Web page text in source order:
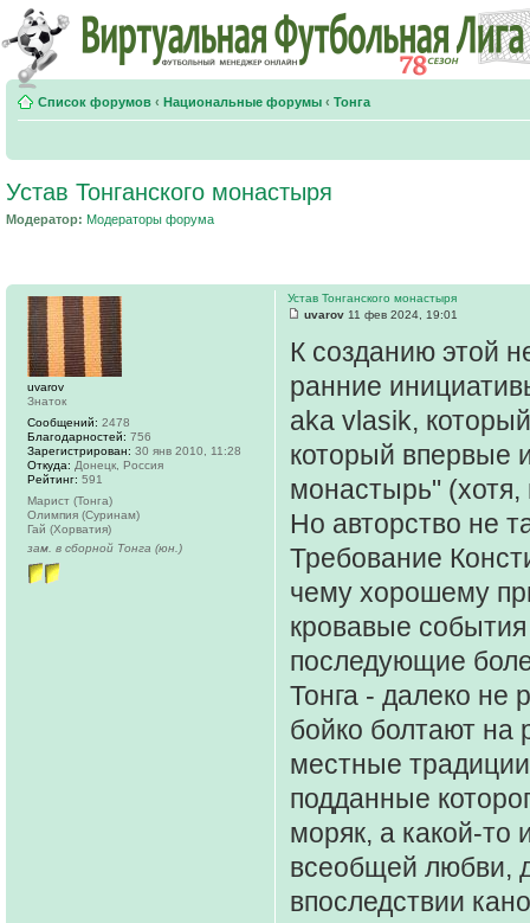
Список форумов ‹ Национальные форумы ‹ Тонга
Устав Тонганского монастыря
Модератор: Модераторы форума
Устав Тонганского монастыря
uvarov 11 фев 2024, 19:01
К созданию этой
ранние
aka vlasik,
который впервые
монастырь"
Но авторство не
Требование
чему хорошему
кровавые
последующие
Тонга - далеко не
бойко болтают на
местные
подданные
моряк, а какой-то
всеобщей любви,
впоследствии
uvarov
Знаток
Сообщений: 2478
Благодарностей: 756
Зарегистрирован: 30 янв 2010, 11:28
Откуда: Донецк, Россия
Рейтинг: 591
Марист (Тонга)
Олимпия (Суринам)
Гай (Хорватия)
зам. в сборной Тонга (юн.)